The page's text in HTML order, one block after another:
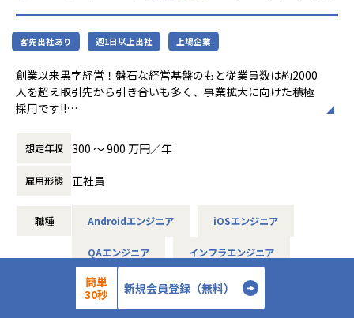
客先出社あり 週1日以上出社 上場企業
創業以来黒字経営！盤石な経営基盤のもと従業員数は約2000
人を超え取引先から引き合いも多く、事業拡大に向けた積極
採用です!!
ご志向／ご希望に応じて、プロジェクトを決定しますので、
是非面接でお話しください！
◆取引業界
・ システム要件定義・設計（上流）SE
・ システム実装・テスト（下流）PG
※ご志向・ご希望に応じて、プロジェクトを決定します
※地元密着主義のため、地元の大手企業でのプロジェクト
想定年収 300 〜 900 万円／年
雇用形態 正社員
職種 Androidエンジニア iOSエンジニア
QAエンジニア インフラエンジニア
サーバーエンジニア
簡単
30秒
新規会員登録（無料）